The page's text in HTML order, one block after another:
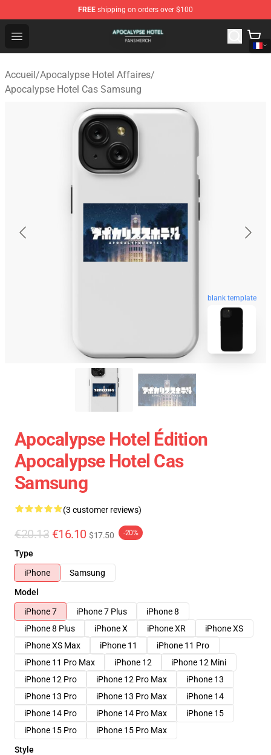
FREE shipping on orders over $100
Open menu
Apocalypse Hotel Shop - Official Apocalypse Hotel
Accueil/Apocalypse Hotel Affaires/
Apocalypse Hotel Cas Samsung
blank template
Apocalypse Hotel Édition
Apocalypse Hotel Cas
Samsung
(3 customer reviews)
€20.13 €16.10 $17.50 -20%
Type
iPhone
Samsung
Model
iPhone 7
iPhone 7 Plus
iPhone 8
iPhone 8 Plus
iPhone X iPhone XR
iPhone XS
iPhone XS Max
iPhone 11
iPhone 11 Pro
iPhone 11 Pro Max
iPhone 12
iPhone 12 Mini
iPhone 12 Pro
iPhone 12 Pro Max
iPhone 13
iPhone 13 Pro
iPhone 13 Pro Max
iPhone 14
iPhone 14 Pro
iPhone 14 Pro Max
iPhone 15
iPhone 15 Pro
iPhone 15 Pro Max
Style